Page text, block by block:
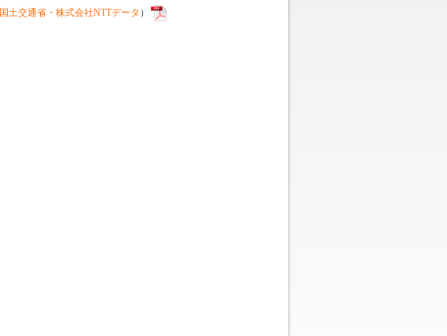
国土交通省・株式会社NTTデータ ）